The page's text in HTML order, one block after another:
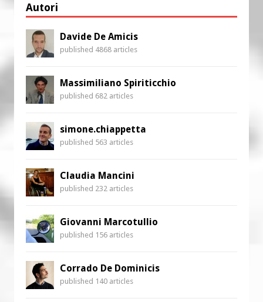
Autori
Davide De Amicis
published 4868 articles
Massimiliano Spiriticchio
published 682 articles
simone.chiappetta
published 563 articles
Claudia Mancini
published 232 articles
Giovanni Marcotullio
published 156 articles
Corrado De Dominicis
published 140 articles